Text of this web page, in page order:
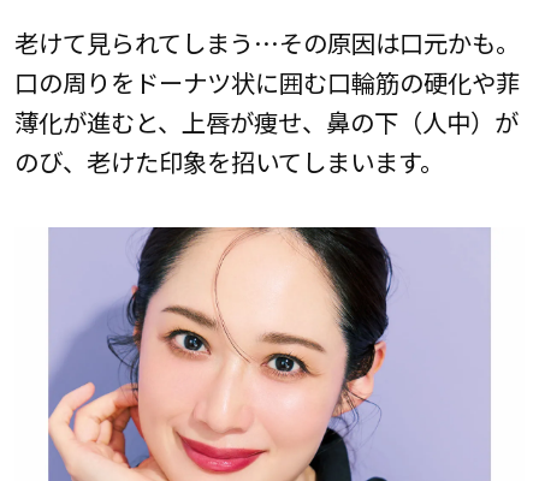
老けて見られてしまう…その原因は口元かも。
口の周りをドーナツ状に囲む口輪筋の硬化や菲
薄化が進むと、上唇が痩せ、鼻の下（人中）が
のび、老けた印象を招いてしまいます。